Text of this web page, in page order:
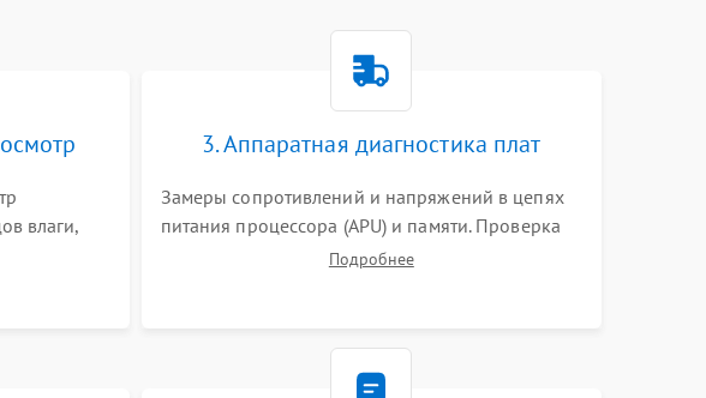
влаги,
3. Аппаратная диагностика плат
Замеры сопротивлений и напряжений в цепях
питания процессора (APU) и памяти. Проверка
HDMI-контроллера, микросхем флеш-памяти и
Подробнее